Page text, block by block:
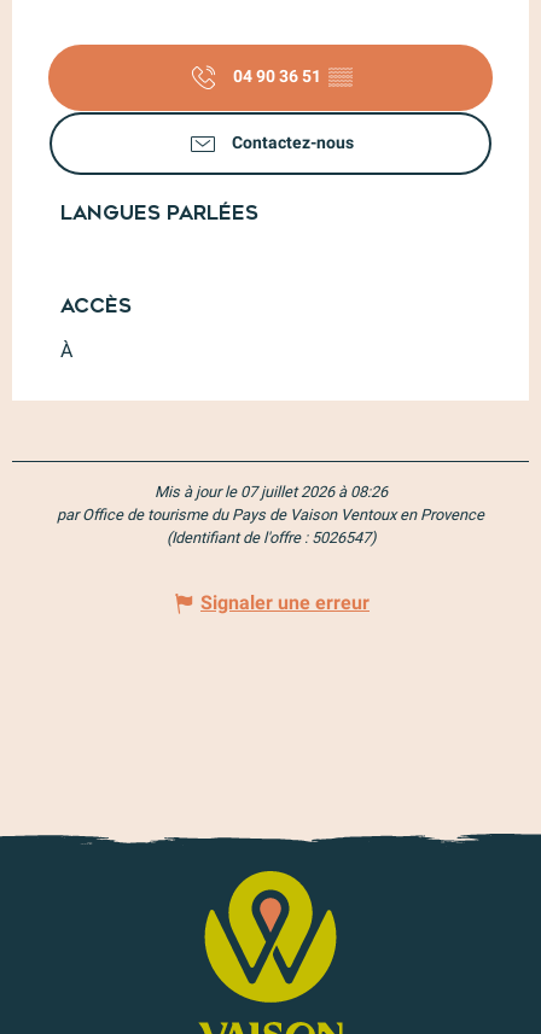
04 90 36 51 ▒▒
Contactez-nous
Langues parlées
Langues parlées
Accès
Accès
À
Mis à jour le 07 juillet 2026 à 08:26
par Office de tourisme du Pays de Vaison Ventoux en Provence
(Identifiant de l'offre : 5026547)
Signaler une erreur